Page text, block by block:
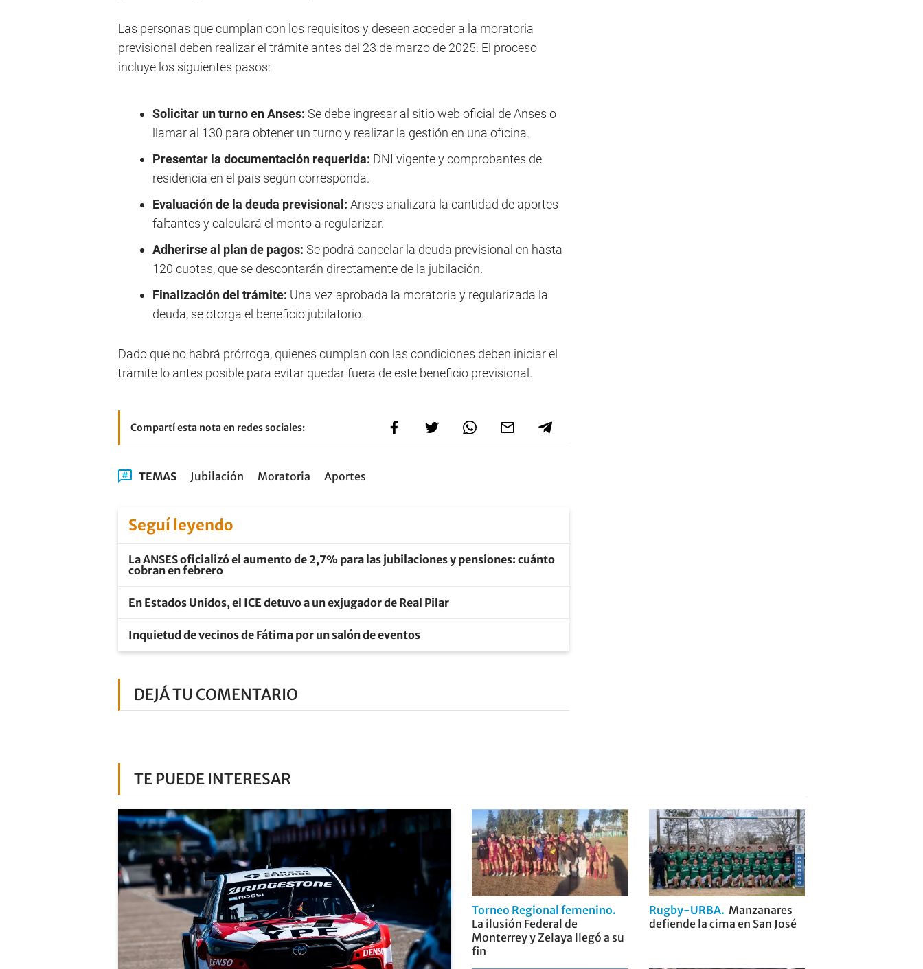
Las personas que cumplan con los requisitos y deseen acceder a la moratoria
previsional deben realizar el trámite antes del 23 de marzo de 2025. El proceso
incluye los siguientes pasos:
Solicitar un turno en Anses: Se debe ingresar al sitio web oficial de Anses o
llamar al 130 para obtener un turno y realizar la gestión en una oficina.
Presentar la documentación requerida: DNI vigente y comprobantes de
residencia en el país según corresponda.
Evaluación de la deuda previsional: Anses analizará la cantidad de aportes
faltantes y calculará el monto a regularizar.
Adherirse al plan de pagos: Se podrá cancelar la deuda previsional en hasta
120 cuotas, que se descontarán directamente de la jubilación.
Finalización del trámite: Una vez aprobada la moratoria y regularizada la
deuda, se otorga el beneficio jubilatorio.
Dado que no habrá prórroga, quienes cumplan con las condiciones deben iniciar el
trámite lo antes posible para evitar quedar fuera de este beneficio previsional.
Compartí esta nota en redes sociales:
TEMAS Jubilación Moratoria Aportes
Seguí leyendo
La ANSES oficializó el aumento de 2,7% para las jubilaciones y pensiones: cuánto
cobran en febrero
En Estados Unidos, el ICE detuvo a un exjugador de Real Pilar
Inquietud de vecinos de Fátima por un salón de eventos
DEJÁ TU COMENTARIO
TE PUEDE INTERESAR
Torneo Regional femenino
La ilusión Federal de
Monterrey y Zelaya llegó a su
fin
Rugby-URBA
Manzanares
defiende la cima en San José